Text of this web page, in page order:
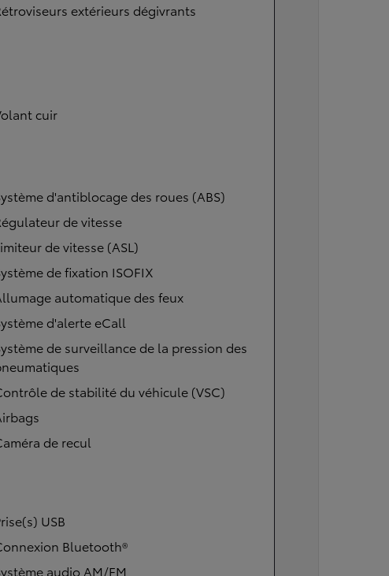
extérieurs dégivrants
cuir
d'antiblocage des roues (ABS)
de vitesse
de vitesse (ASL)
de fixation ISOFIX
automatique des feux
d'alerte eCall
de surveillance de la pression des
de stabilité du véhicule (VSC)
de recul
USB
Bluetooth®
audio AM/FM